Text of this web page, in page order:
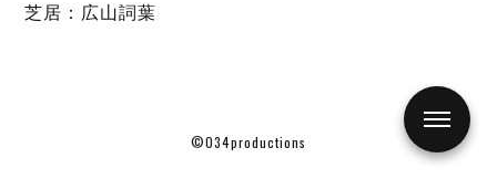
芝居：広山詞葉
©034productions